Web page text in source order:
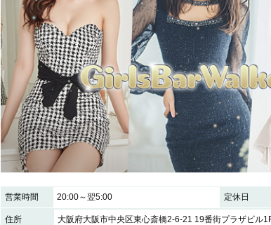
営業時間 20:00～翌5:00 定休日
住所 大阪府大阪市中央区東心斎橋2-6-21 19番街プラザビル